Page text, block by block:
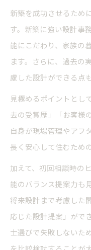
新築を成功させるため
す。新築に強い設計事
能にこだわり、家族の
ます。さらに、過去の
慮した設計ができる点
見極めるポイントとし
去の受賞歴」「お客様
自身が現場管理やアフ
長く安心して住むため
加えて、初回相談時の
能のバランス提案力も
将来設計まで考慮した
応じた設計提案」がで
士選びで失敗しないた